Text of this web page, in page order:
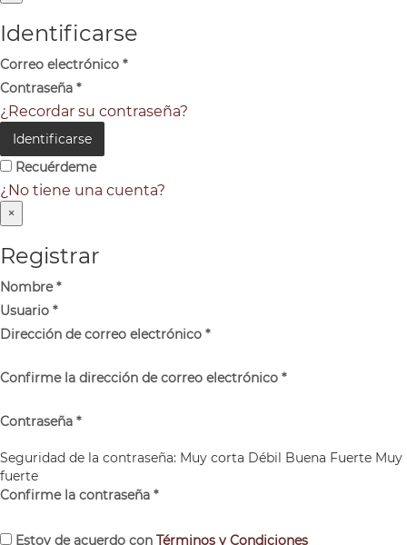
Identificarse
Correo electrónico *
Contraseña *
¿Recordar su contraseña?
Identificarse
Recuérdeme
¿No tiene una cuenta?
×
Registrar
Nombre*
Usuario *
Dirección de correo electrónico *
Confirme la dirección de correo electrónico *
Contraseña *
Seguridad de la contraseña: Muy corta Débil Buena Fuerte Muy
fuerte
Confirme la contraseña *
Estoy de acuerdo con Términos y Condiciones